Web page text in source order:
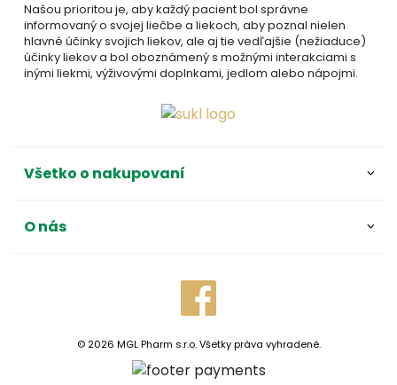
Našou prioritou je, aby každý pacient bol správne
informovaný o svojej liečbe a liekoch, aby poznal nielen
hlavné účinky svojich liekov, ale aj tie vedľajšie (nežiaduce)
účinky liekov a bol oboznámený s možnými interakciami s
inými liekmi, výživovými doplnkami, jedlom alebo nápojmi.
Všetko o nakupovaní
O nás
© 2026 MGL Pharm s.r.o. Všetky práva vyhradené.